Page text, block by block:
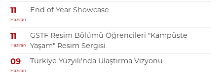
11
Haziran
End of Year Showcase
11
Haziran
GSTF Resim Bölümü Öğrencileri "Kampüste
Yaşam" Resim Sergisi
09
Haziran
Türkiye Yüzyılı'nda Ulaştırma Vizyonu